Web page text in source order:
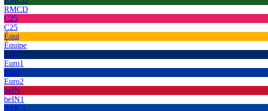
RMCD
C25
C25
Équi
Équipe
Euro
Euro1
Euro
Euro2
beIN
beIN1
RMC1